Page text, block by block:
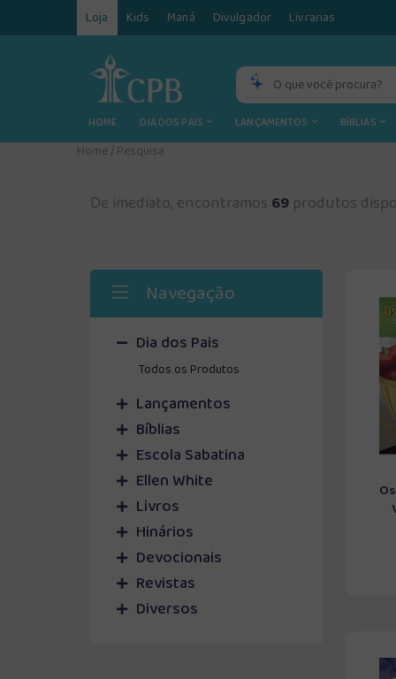
Loja Kids Maná Divulgador Livrarias
HOME DIA DOS PAIS LANÇAMENTOS BÍBLIAS
Home /Pesquisa
De imediato, encontramos 69 produtos
Navegação
Dia dos Pais
Todos os Produtos
Lançamentos
Bíblias
Escola Sabatina
Ellen White
Livros
Hinários
Devocionais
Revistas
Diversos